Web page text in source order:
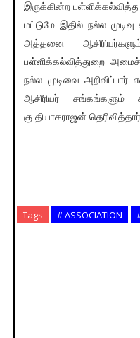
இருக்கின்ற
மட்டுமே இதில் நல்ல
அத்தனை
பள்ளிக்கல்வித்துறை
நல்ல முடிவை அறிவிப்பார்
ஆசிரியர் சங்கங்களும்
கு.தியாகராஜன்
Tags # ASSOCIATION